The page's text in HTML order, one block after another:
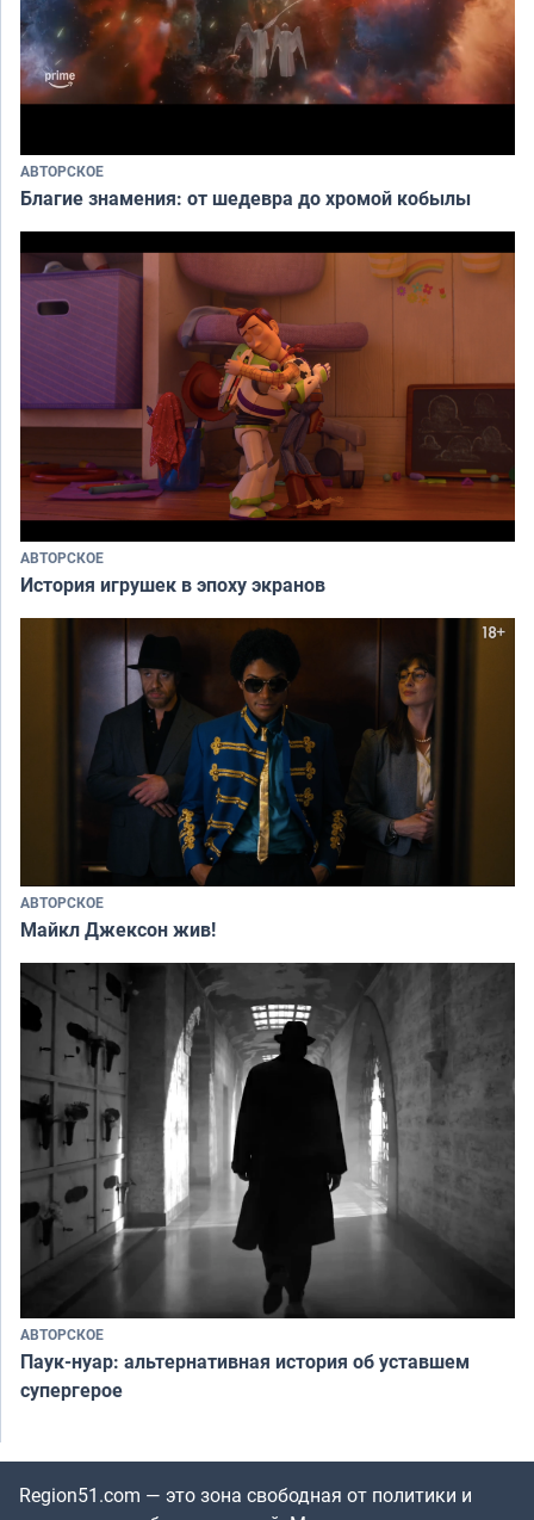
АВТОРСКОЕ
Благие знамения: от шедевра до хромой кобылы
АВТОРСКОЕ
История игрушек в эпоху экранов
АВТОРСКОЕ
Майкл Джексон жив!
АВТОРСКОЕ
Паук-нуар: альтернативная история об уставшем
супергерое
Region51.com — это зона свободная от политики и